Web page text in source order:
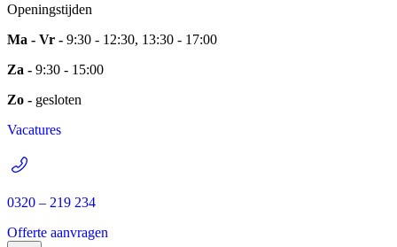
Openingstijden
Ma - Vr - 9:30 - 12:30, 13:30 - 17:00
Za - 9:30 - 15:00
Zo - gesloten
Vacatures
0320 – 219 234
Offerte aanvragen